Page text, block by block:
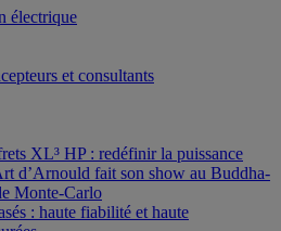
électrique
et consultants
XL³ HP : redéfinir la puissance
d’Arnould fait son show au Buddha-
Monte-Carlo
: haute fiabilité et haute